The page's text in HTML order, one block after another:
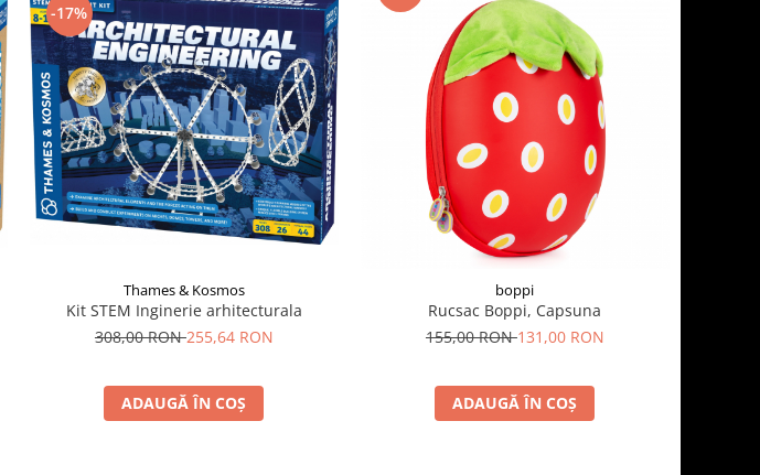
-17%
Thames & Kosmos
Kit STEM Inginerie arhitecturala
308,00 RON255,64 RON
ADAUGĂ ÎN COȘ
boppi
Rucsac Boppi, Capsuna
155,00 RON131,00 RON
ADAUGĂ ÎN COȘ